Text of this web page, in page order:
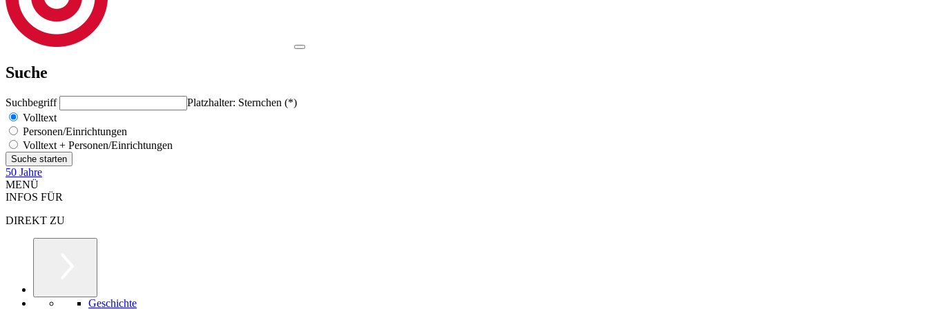
Suche
Suchbegriff
Platzhalter: Sternchen (*)
Volltext
Personen/Einrichtungen
Volltext + Personen/Einrichtungen
50 Jahre
MENÜ
INFOS FÜR
DIREKT ZU
Geschichte